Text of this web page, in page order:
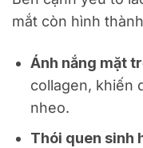
mắt còn hình
Ánh nắng mặt
collagen, khiến
nheo.
Thói quen sinh